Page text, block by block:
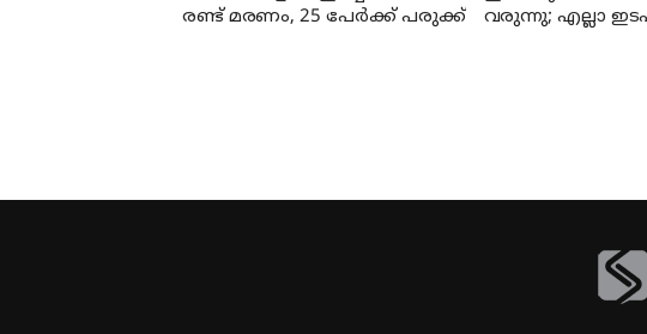
രണ്ട് മരണം, 25 പേർക്ക് പരുക്ക്
വരുന്നു; എല്ലാ